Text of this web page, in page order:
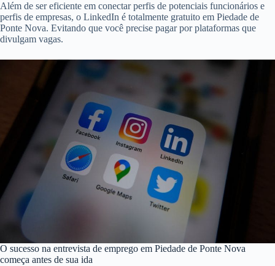
Além de ser eficiente em conectar perfis de potenciais funcionários e
perfis de empresas, o LinkedIn é totalmente gratuito em Piedade de
Ponte Nova. Evitando que você precise pagar por plataformas que
divulgam vagas.
O sucesso na entrevista de emprego em Piedade de Ponte Nova
começa antes de sua ida